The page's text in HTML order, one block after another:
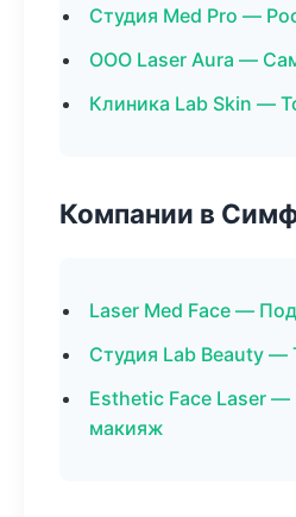
Студия Med Pro —
ООО Laser Aura —
Клиника Lab Skin —
Компании в
Laser Med Face —
Студия Lab Beauty —
Esthetic Face Laser
макияж